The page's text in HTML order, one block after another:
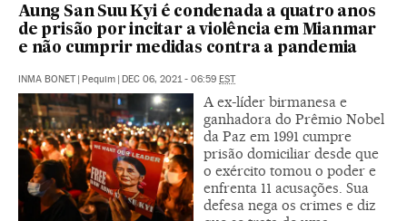
Aung San Suu Kyi é condenada a quatro anos
de prisão por incitar a violência em Mianmar
e não cumprir medidas contra a pandemia
INMA BONET Pequim DEC 06, 2021 - 06:59 EST
A ex-líder birmanesa e
ganhadora do Prêmio Nobel
da Paz em 1991 cumpre
prisão domiciliar desde que
o exército tomou o poder e
enfrenta 11 acusações. Sua
defesa nega os crimes e diz